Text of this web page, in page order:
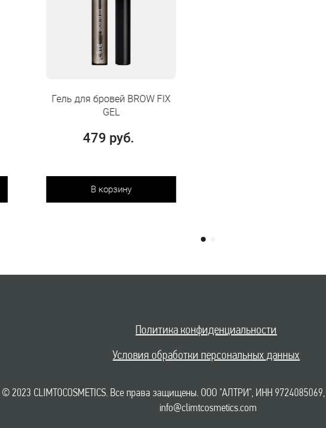
для бровей BROW FIX
Политика конфиденциальности
Условия обработки персональных данных
© 2023 CLIMTOCOSMETICS. Все права защищены. ООО "АЛТРИ", ИНН
info@climtcosmetics.com